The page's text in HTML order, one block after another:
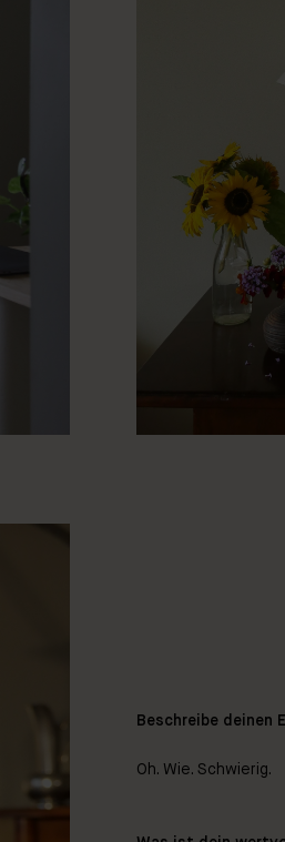
Beschreibe deinen
Oh. Wie. Schwierig.